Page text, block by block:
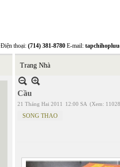
thoại: (714) 381-8780 E-mail:
Trang Nhà
Cầu
21 Tháng Hai 2011 12:00 SA (Xem:
SONG THAO